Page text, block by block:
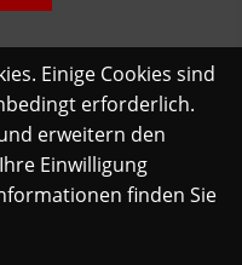
Einige Cookies sind
erforderlich.
erweitern den
Einwilligung
finden Sie